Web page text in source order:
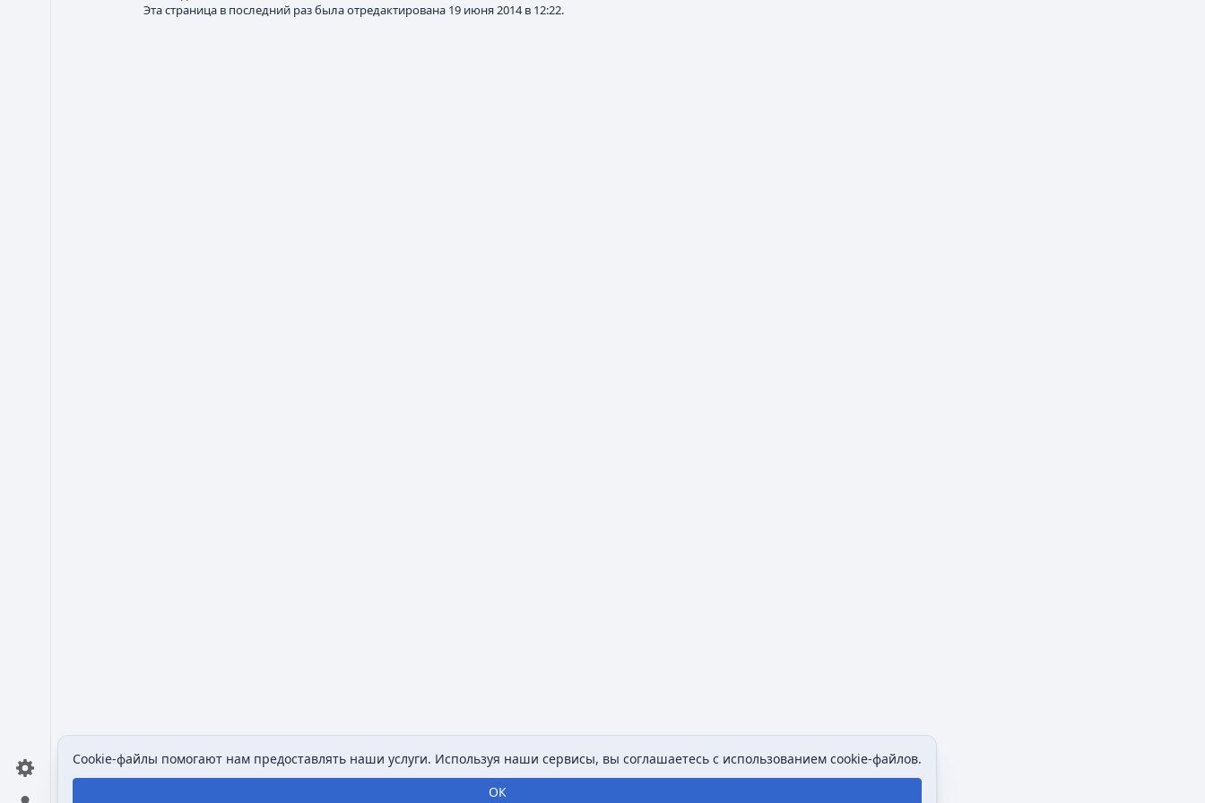
Эта страница в последний раз была отредактирована 19 июня 2014 в 12:22.
Cookie-файлы помогают нам предоставлять наши услуги. Используя наши сервисы, вы соглашаетесь с использованием cookie-файлов.
ОК